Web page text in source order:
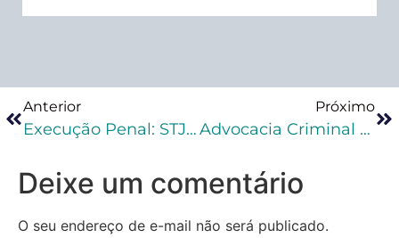
Anterior
Execução Penal: STJ Revoga Prisão Domiciliar Concedida De Forma Automática
Próximo
Advocacia Criminal Para Iniciantes: Qual Nicho Escolher?
Deixe um comentário
O seu endereço de e-mail não será publicado.